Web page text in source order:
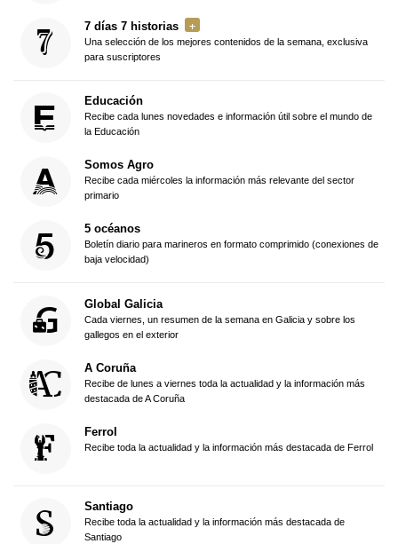
7 días 7 historias
Una selección de los mejores contenidos de la semana, exclusiva
para suscriptores
Educación
Recibe cada lunes novedades e información útil sobre el mundo de
la Educación
Somos Agro
Recibe cada miércoles la información más relevante del sector
primario
5 océanos
Boletín diario para marineros en formato comprimido (conexiones de
baja velocidad)
Global Galicia
Cada viernes, un resumen de la semana en Galicia y sobre los
gallegos en el exterior
A Coruña
Recibe de lunes a viernes toda la actualidad y la información más
destacada de A Coruña
Ferrol
Recibe toda la actualidad y la información más destacada de Ferrol
Santiago
Recibe toda la actualidad y la información más destacada de
Santiago